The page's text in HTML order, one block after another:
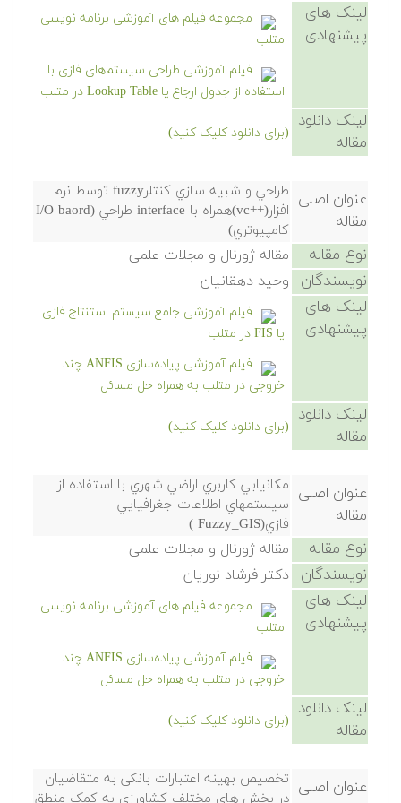
لینک های
پیشنهادی
مجموعه فیلم های آموزشی برنامه نویسی
متلب
فیلم آموزشی طراحی سیستم‌های فازی با
استفاده از جدول ارجاع یا Lookup Table در متلب
لینک دانلود
مقاله
(برای دانلود کلیک کنید)
عنوان اصلی
مقاله
طراحي و شبيه سازي كنتلرfuzzy توسط نرم
افزار(++vc)همراه با interface طراحي (I/O baord
كامپيوتري)
نوع مقاله مقاله ژورنال و مجلات علمی
نویسندگان وحيد دهقانيان
لینک های
پیشنهادی
فیلم آموزشی جامع سیستم استنتاج فازی
یا FIS در متلب
فیلم آموزشی پیاده‌سازی ANFIS چند
خروجی در متلب به همراه حل مسائل
لینک دانلود
مقاله
(برای دانلود کلیک کنید)
عنوان اصلی
مقاله
مكانيابي كاربري اراضي شهري با استفاده از
سيستمهاي اطلاعات جغرافيايي
فازي(Fuzzy_GIS )
نوع مقاله مقاله ژورنال و مجلات علمی
نویسندگان دكتر فرشاد نوريان
لینک های
پیشنهادی
مجموعه فیلم های آموزشی برنامه نویسی
متلب
فیلم آموزشی پیاده‌سازی ANFIS چند
خروجی در متلب به همراه حل مسائل
لینک دانلود
مقاله
(برای دانلود کلیک کنید)
عنوان اصلی تخصیص بهینه اعتبارات بانکی به متقاضیان
در بخش های مختلف کشاورزی به کمک منطق